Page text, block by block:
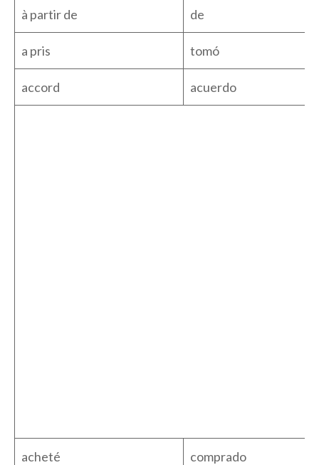
à partir de de
a pris tomó
accord acuerdo
acheté comprado